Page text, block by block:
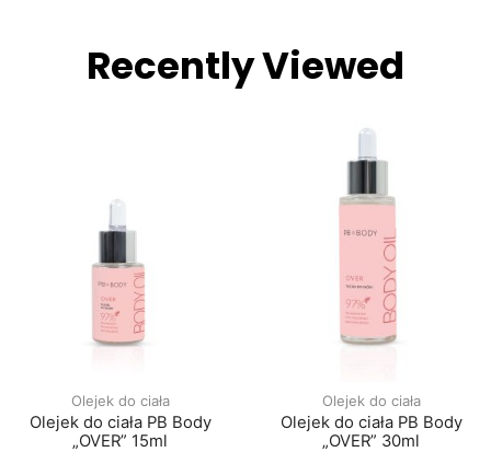
Recently Viewed
Olejek do ciała
Olejek do ciała PB Body
„OVER” 15ml
Olejek do ciała
Olejek do ciała PB Body
„OVER” 30ml